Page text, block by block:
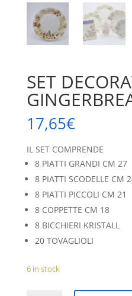
SET
17,65€
IL SET COMPRENDE
8 PIATTI GRANDI CM 27
8 PIATTI SCODELLE CM
8 PIATTI PICCOLI CM 21
8 COPPETTE CM 18
8 BICCHIERI KRISTALL
20 TOVAGLIOLI
6 in stock